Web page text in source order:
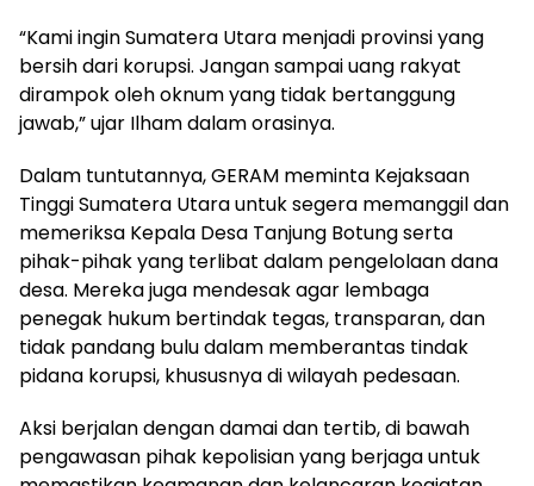
“Kami ingin Sumatera Utara menjadi provinsi yang
bersih dari korupsi. Jangan sampai uang rakyat
dirampok oleh oknum yang tidak bertanggung
jawab,” ujar Ilham dalam orasinya.
Dalam tuntutannya, GERAM meminta Kejaksaan
Tinggi Sumatera Utara untuk segera memanggil dan
memeriksa Kepala Desa Tanjung Botung serta
pihak-pihak yang terlibat dalam pengelolaan dana
desa. Mereka juga mendesak agar lembaga
penegak hukum bertindak tegas, transparan, dan
tidak pandang bulu dalam memberantas tindak
pidana korupsi, khususnya di wilayah pedesaan.
Aksi berjalan dengan damai dan tertib, di bawah
pengawasan pihak kepolisian yang berjaga untuk